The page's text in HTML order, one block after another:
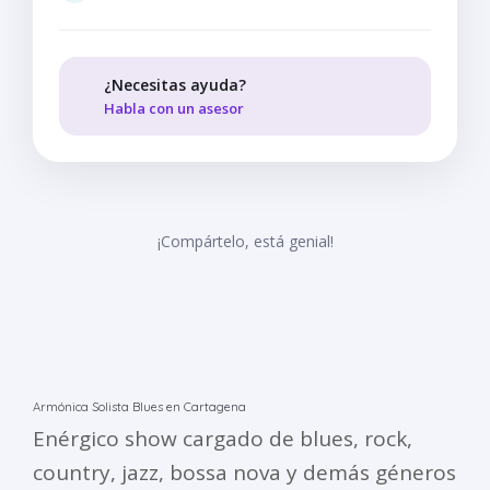
¿Necesitas ayuda?
Habla con un asesor
¡Compártelo, está genial!
Armónica Solista Blues en Cartagena
Enérgico show cargado de blues, rock,
country, jazz, bossa nova y demás géneros